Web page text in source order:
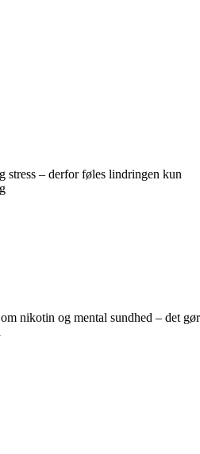
stress – derfor føles lindringen kun
nikotin og mental sundhed – det gør